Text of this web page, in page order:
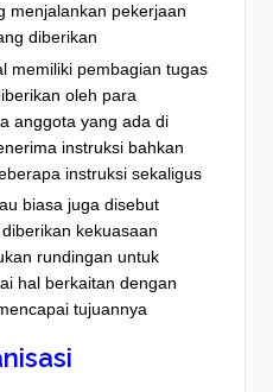
menjalankan pekerjaan
diberikan
memiliki pembagian tugas
oleh para
anggota yang ada di
instruksi bahkan
instruksi sekaligus
biasa juga disebut
kekuasaan
rundingan untuk
hal berkaitan dengan
tujuannya